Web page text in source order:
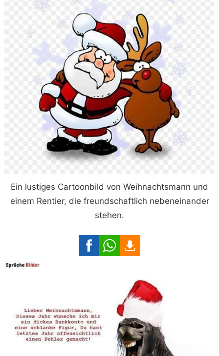
Ein lustiges Cartoonbild von Weihnachtsmann und
einem Rentier, die freundschaftlich nebeneinander
stehen.